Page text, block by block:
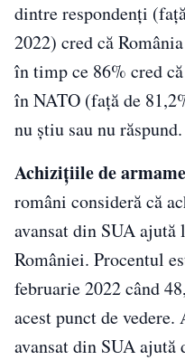
dintre respondenți
2022) cred că
în timp ce 86% cred
în NATO (față de
nu știu sau nu răspund.
Achizițiile de
români consideră că
avansat din SUA
României. Procentul
februarie 2022 când
acest punct de
avansat din SUA